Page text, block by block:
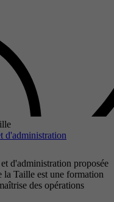
d'administration
d'administration proposée
la Taille est une formation
des opérations